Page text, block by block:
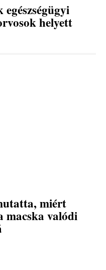
helyett
miért
macska valódi